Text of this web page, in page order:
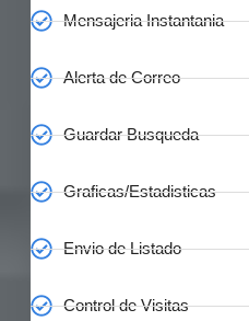
Mensajeria Instantania
Alerta de Correo
Guardar Busqueda
Graficas/Estadisticas
Envio de Listado
Control de Visitas